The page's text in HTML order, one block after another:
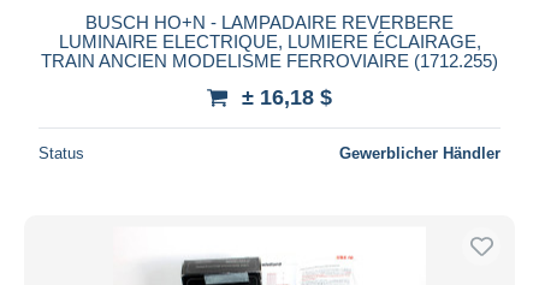
BUSCH HO+N - LAMPADAIRE REVERBERE
LUMINAIRE ELECTRIQUE, LUMIERE ÉCLAIRAGE,
TRAIN ANCIEN MODELISME FERROVIAIRE (1712.255)
± 16,18 $
Status Gewerblicher Händler